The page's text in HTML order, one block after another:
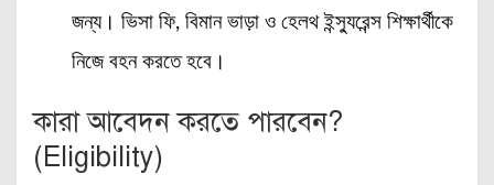
জন্য। ভিসা ফি, বিমান ভাড়া ও হেলথ ইন্স্যুরেন্স শিক্ষার্থীকে
নিজে বহন করতে হবে।
কারা আবেদন করতে পারবেন?
(Eligibility)